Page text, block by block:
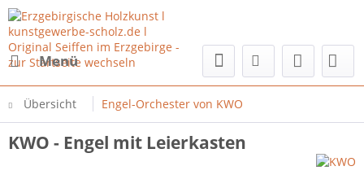
Menü
Übersicht Engel-Orchester von KWO
KWO - Engel mit Leierkasten